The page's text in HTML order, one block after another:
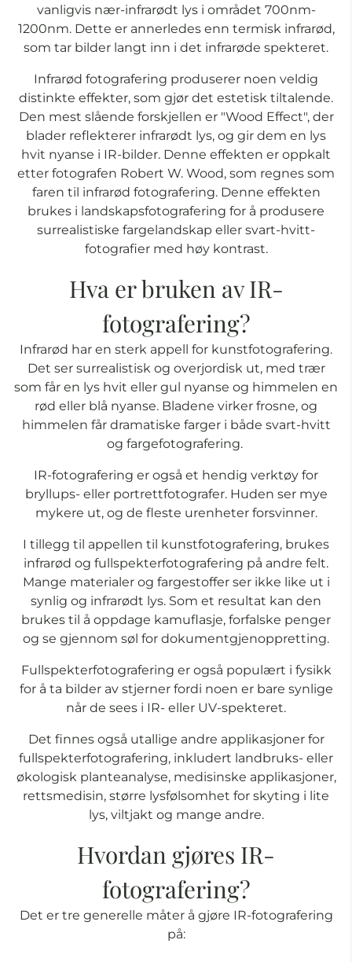
vanligvis nær-infrarødt lys i området 700nm-
1200nm. Dette er annerledes enn termisk infrarød,
som tar bilder langt inn i det infrarøde spekteret.
Infrarød fotografering produserer noen veldig
distinkte effekter, som gjør det estetisk tiltalende.
Den mest slående forskjellen er "Wood Effect", der
blader reflekterer infrarødt lys, og gir dem en lys
hvit nyanse i IR-bilder. Denne effekten er oppkalt
etter fotografen Robert W. Wood, som regnes som
faren til infrarød fotografering. Denne effekten
brukes i landskapsfotografering for å produsere
surrealistiske fargelandskap eller svart-hvitt-
fotografier med høy kontrast.
Hva er bruken av IR-
fotografering?
Infrarød har en sterk appell for kunstfotografering.
Det ser surrealistisk og overjordisk ut, med trær
som får en lys hvit eller gul nyanse og himmelen en
rød eller blå nyanse. Bladene virker frosne, og
himmelen får dramatiske farger i både svart-hvitt
og fargefotografering.
IR-fotografering er også et hendig verktøy for
bryllups- eller portrettfotografer. Huden ser mye
mykere ut, og de fleste urenheter forsvinner.
I tillegg til appellen til kunstfotografering, brukes
infrarød og fullspekterfotografering på andre felt.
Mange materialer og fargestoffer ser ikke like ut i
synlig og infrarødt lys. Som et resultat kan den
brukes til å oppdage kamuflasje, forfalske penger
og se gjennom søl for dokumentgjenoppretting.
Fullspekterfotografering er også populært i fysikk
for å ta bilder av stjerner fordi noen er bare synlige
når de sees i IR- eller UV-spekteret.
Det finnes også utallige andre applikasjoner for
fullspekterfotografering, inkludert landbruks- eller
økologisk planteanalyse, medisinske applikasjoner,
rettsmedisin, større lysfølsomhet for skyting i lite
lys, viltjakt og mange andre.
Hvordan gjøres IR-
fotografering?
Det er tre generelle måter å gjøre IR-fotografering
på: